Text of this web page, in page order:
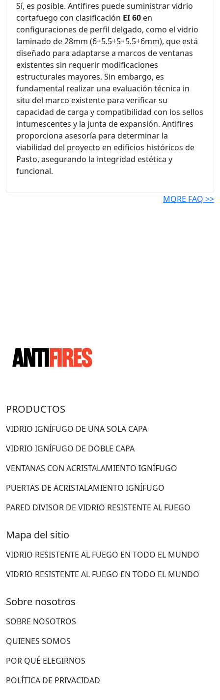
Sí, es posible. Antifires puede suministrar vidrio
cortafuego con clasificación EI 60 en
configuraciones de perfil delgado, como el vidrio
laminado de 28mm (6+5.5+5+5.5+6mm), que está
diseñado para adaptarse a marcos de ventanas
existentes sin requerir modificaciones
estructurales mayores. Sin embargo, es
fundamental realizar una evaluación técnica in
situ del marco existente para verificar su
capacidad de carga y compatibilidad con los sellos
intumescentes y la junta de expansión. Antifires
proporciona asesoría para determinar la
viabilidad del proyecto en edificios históricos de
Pasto, asegurando la integridad estética y
funcional.
MORE FAQ >>
PRODUCTOS
VIDRIO IGNÍFUGO DE UNA SOLA CAPA
VIDRIO IGNÍFUGO DE DOBLE CAPA
VENTANAS CON ACRISTALAMIENTO IGNÍFUGO
PUERTAS DE ACRISTALAMIENTO IGNÍFUGO
PARED DIVISOR DE VIDRIO RESISTENTE AL FUEGO
Mapa del sitio
VIDRIO RESISTENTE AL FUEGO EN TODO EL MUNDO
VIDRIO RESISTENTE AL FUEGO EN TODO EL MUNDO
Sobre nosotros
SOBRE NOSOTROS
QUIENES SOMOS
POR QUÉ ELEGIRNOS
POLÍTICA DE PRIVACIDAD